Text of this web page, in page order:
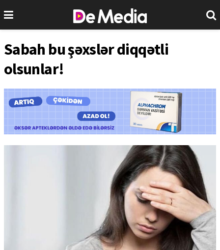
Sabah bu şəxslər diqqətli
olsunlar!